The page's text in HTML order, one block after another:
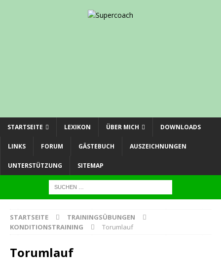
STARTSEITE LEXIKON ÜBER MICH DOWNLOADS
LINKS FORUM GÄSTEBUCH AUSZEICHNUNGEN
UNTERSTÜTZUNG SITEMAP
STARTSEITE
TRAININGSÜBUNGEN
KONDITIONSTRAINING
Torumlauf
Torumlauf